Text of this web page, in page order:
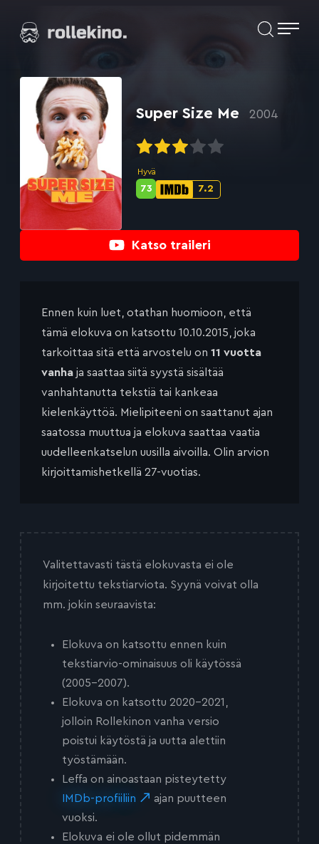
suoraan
Elokuvat ja elokuva-arviot | Rollekino.fi
jälkeen.
Katso traileri
Super Size Me 2004
Hyvä
IMDb-
7.2
Metascore-
73
Ennen kuin luet, otathan huomioon, että
tämä elokuva on katsottu 10.10.2015, joka
tarkoittaa sitä että arvostelu on 11 vuotta
vanha ja saattaa siitä syystä sisältää
vanhahtanutta tekstiä tai kankeaa
kielenkäyttöä. Mielipiteeni on saattanut ajan
saatossa muuttua ja elokuva saattaa vaatia
uudelleenkatselun uusilla aivoilla. Olin arvion
kirjoittamishetkellä 27-vuotias.
Valitettavasti tästä elokuvasta ei ole
kirjoitettu tekstiarviota. Syynä voivat olla
mm. jokin seuraavista:
Elokuva on katsottu ennen kuin
tekstiarvio-ominaisuus oli käytössä
(2005-2007).
Elokuva on katsottu 2020-2021,
jolloin Rollekinon vanha versio
poistui käytöstä ja uutta alettiin
työstämään.
Leffa on ainoastaan pisteytetty
IMDb-profiiliin
ajan puutteen
vuoksi.
Elokuva ei ole ollut pidemmän